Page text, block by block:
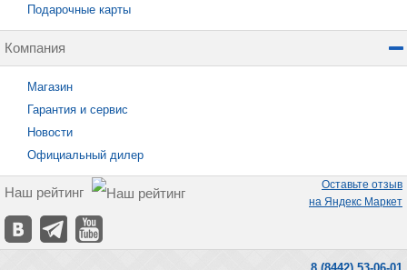
Подарочные карты
Компания
Магазин
Гарантия и сервис
Новости
Официальный дилер
Наш рейтинг
Оставьте отзыв
на Яндекс Маркет